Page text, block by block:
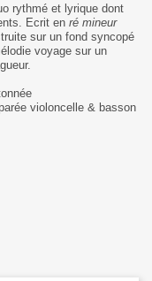
rythmé et lyrique dont
Ecrit en ré mineur
sur un fond syncopé
voyage sur un
violoncelle & basson